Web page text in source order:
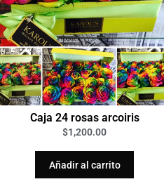
Caja 24 rosas arcoiris
$1,200.00
Añadir al carrito